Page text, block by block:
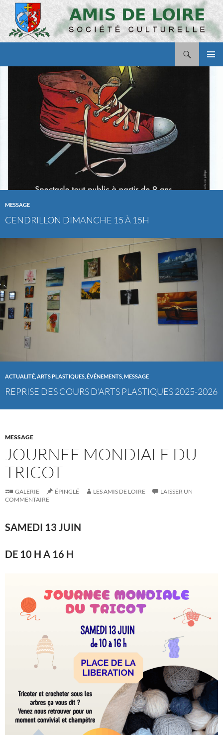
Aller
contenu
MESSAGE
CENDRILLON DIMANCHE 15 À 15H
ACTUALITÉ ARTS PLASTIQUES ÉVÉNEMENTS MESSAGE
REPRISE DES COURS D’ARTS PLASTIQUES 2025-2026
MESSAGE
JOURNEE MONDIALE DU
TRICOT
GALERIE ÉPINGLÉ LES AMIS DE LOIRE
LAISSER UN
COMMENTAIRE
SAMEDI 13 JUIN
DE 10 H A 16 H